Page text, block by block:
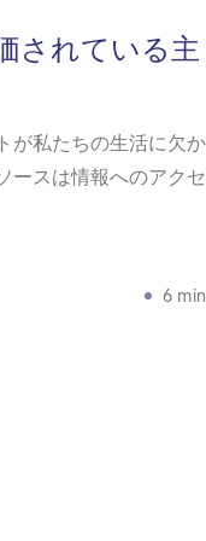
されている主
が私たちの生活に欠か
ースは情報へのアクセ
6 min